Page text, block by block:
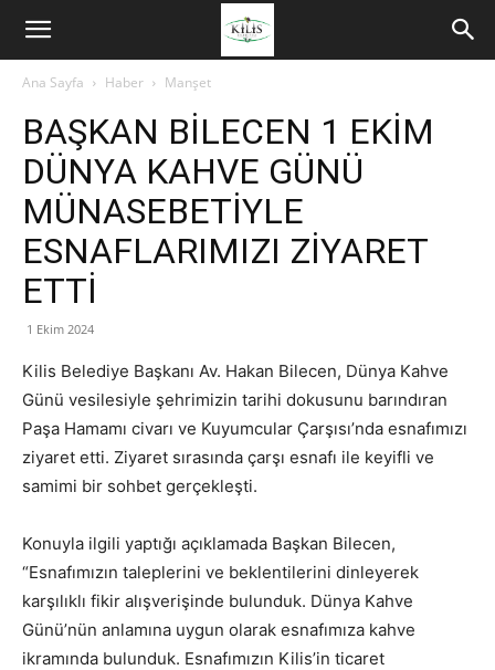
Ana Sayfa Haber Manşet
BAŞKAN BİLECEN 1 EKİM
DÜNYA KAHVE GÜNÜ
MÜNASEBETİYLE
ESNAFLARIMIZI ZİYARET
ETTİ
1 Ekim 2024
Kilis Belediye Başkanı Av. Hakan Bilecen, Dünya Kahve
Günü vesilesiyle şehrimizin tarihi dokusunu barındıran
Paşa Hamamı civarı ve Kuyumcular Çarşısı’nda esnafımızı
ziyaret etti. Ziyaret sırasında çarşı esnafı ile keyifli ve
samimi bir sohbet gerçekleşti.
Konuyla ilgili yaptığı açıklamada Başkan Bilecen,
“Esnafımızın taleplerini ve beklentilerini dinleyerek
karşılıklı fikir alışverişinde bulunduk. Dünya Kahve
Günü’nün anlamına uygun olarak esnafımıza kahve
ikramında bulunduk. Esnafımızın Kilis’in ticaret